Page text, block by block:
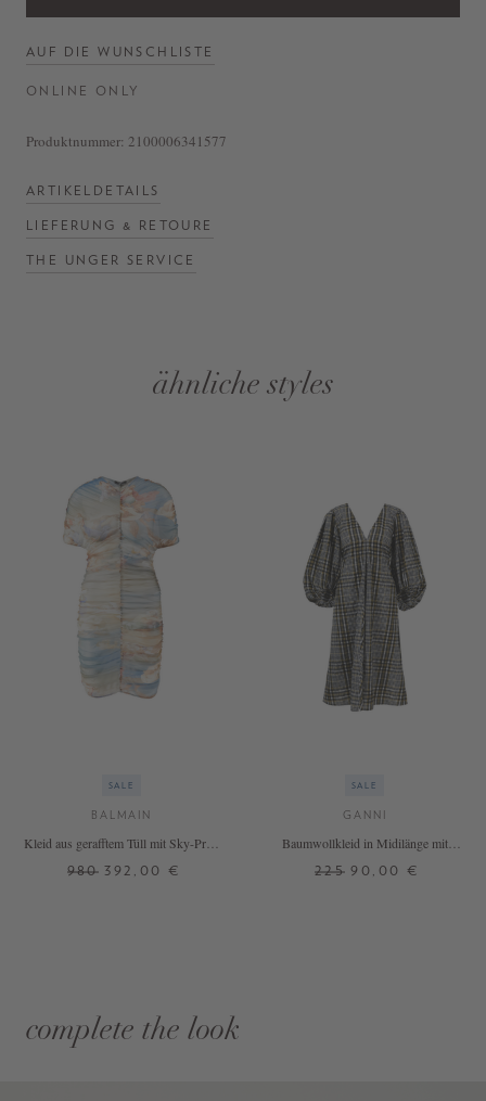
AUF DIE WUNSCHLISTE
ONLINE ONLY
Produktnummer: 2100006341577
ARTIKELDETAILS
LIEFERUNG & RETOURE
THE UNGER SERVICE
ähnliche styles
SALE
BALMAIN
Kleid aus gerafftem Tüll mit Sky-Print
980 392,00 €
SALE
GANNI
Baumwollkleid in Midilänge mit
225 90,00 €
complete the look